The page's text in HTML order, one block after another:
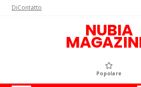
DiContatto
NUBIA
Popolare